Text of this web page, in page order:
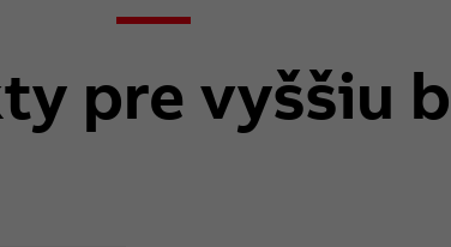
pre vyššiu